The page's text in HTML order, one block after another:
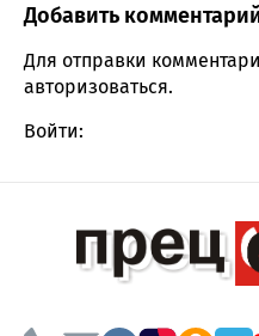
Comment
Добавить
Для отправки
авторизоваться.
Войти: